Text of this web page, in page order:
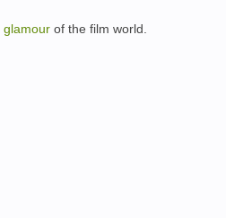
glamour of the film world